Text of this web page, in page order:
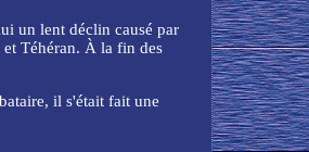
un lent déclin causé par
Téhéran. À la fin des
il s'était fait une